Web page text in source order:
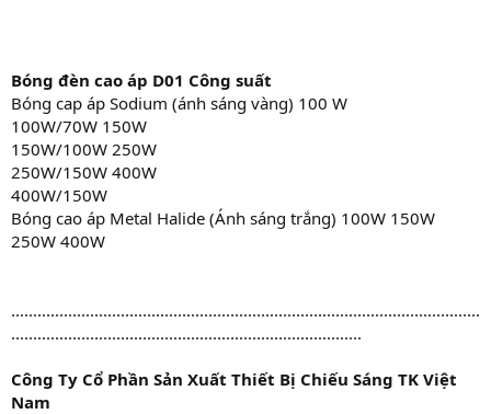
Bóng đèn cao áp D01 Công suất
Bóng cap áp Sodium (ánh sáng vàng) 100 W
100W/70W 150W
150W/100W 250W
250W/150W 400W
400W/150W
Bóng cao áp Metal Halide (Ánh sáng trắng) 100W 150W
250W 400W
...........................................................................................................
................................................................................
Công Ty Cổ Phần Sản Xuất Thiết Bị Chiếu Sáng TK Việt
Nam